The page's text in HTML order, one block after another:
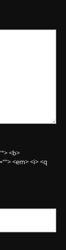
<b>
<em> <i> <q